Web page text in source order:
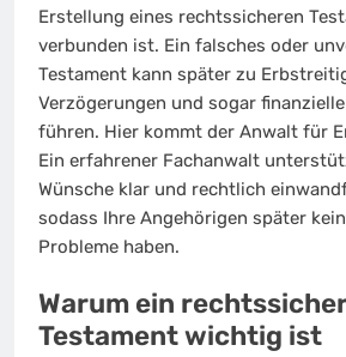
Erstellung eines rechtssicheren
verbunden ist. Ein falsches oder
Testament kann später zu
Verzögerungen und sogar
führen. Hier kommt der Anwalt für
Ein erfahrener Fachanwalt
Wünsche klar und rechtlich
sodass Ihre Angehörigen später
Probleme haben.
Warum ein
Testament wichtig ist